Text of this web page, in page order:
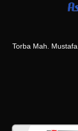
Torba Mah.